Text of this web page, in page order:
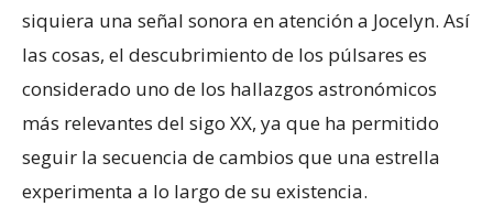
siquiera una señal sonora en atención a Jocelyn. Así
las cosas, el descubrimiento de los púlsares es
considerado uno de los hallazgos astronómicos
más relevantes del sigo XX, ya que ha permitido
seguir la secuencia de cambios que una estrella
experimenta a lo largo de su existencia.